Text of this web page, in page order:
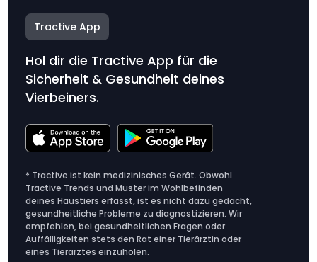
Tractive App
Hol dir die Tractive App für die
Sicherheit & Gesundheit deines
Vierbeiners.
* Tractive ist kein medizinisches Gerät. Obwohl
Tractive Trends und Muster im Wohlbefinden
deines Haustiers erfasst, ist es nicht dazu gedacht,
gesundheitliche Probleme zu diagnostizieren. Wir
empfehlen, bei gesundheitlichen Fragen oder
Auffälligkeiten stets den Rat einer Tierärztin oder
eines Tierarztes einzuholen.